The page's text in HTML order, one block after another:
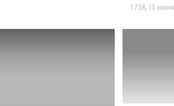
17:58, 15 липня